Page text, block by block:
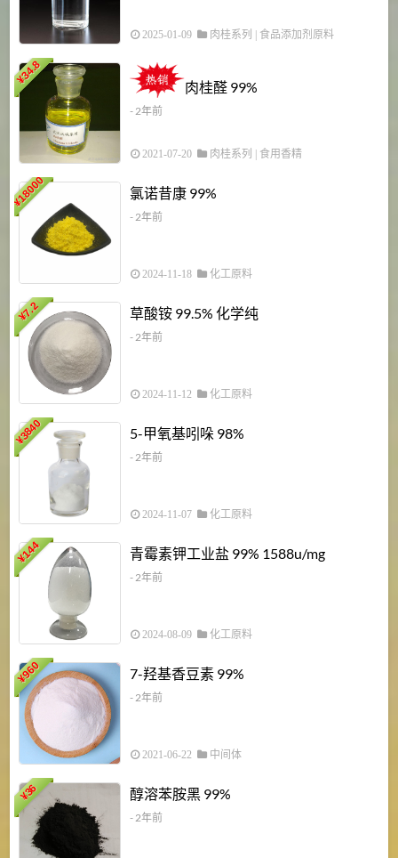
2025-01-09 肉桂系列 | 食品添加剂原料
¥
34.8
肉桂醛 99%
- 2年前
2021-07-20 肉桂系列 食用香精
¥
18000 氯诺昔康 99%
- 2年前
2024-11-18 化工原料
¥
7.2 草酸铵 99.5% 化学纯
- 2年前
2024-11-12 化工原料
¥
3840 5-甲氧基吲哚 98%
- 2年前
2024-11-07 化工原料
¥
144 青霉素钾工业盐 99% 1588u/mg
- 2年前
2024-08-09 化工原料
¥
960 7-羟基香豆素 99%
- 2年前
2021-06-22 中间体
¥
36 醇溶苯胺黑 99%
- 2年前